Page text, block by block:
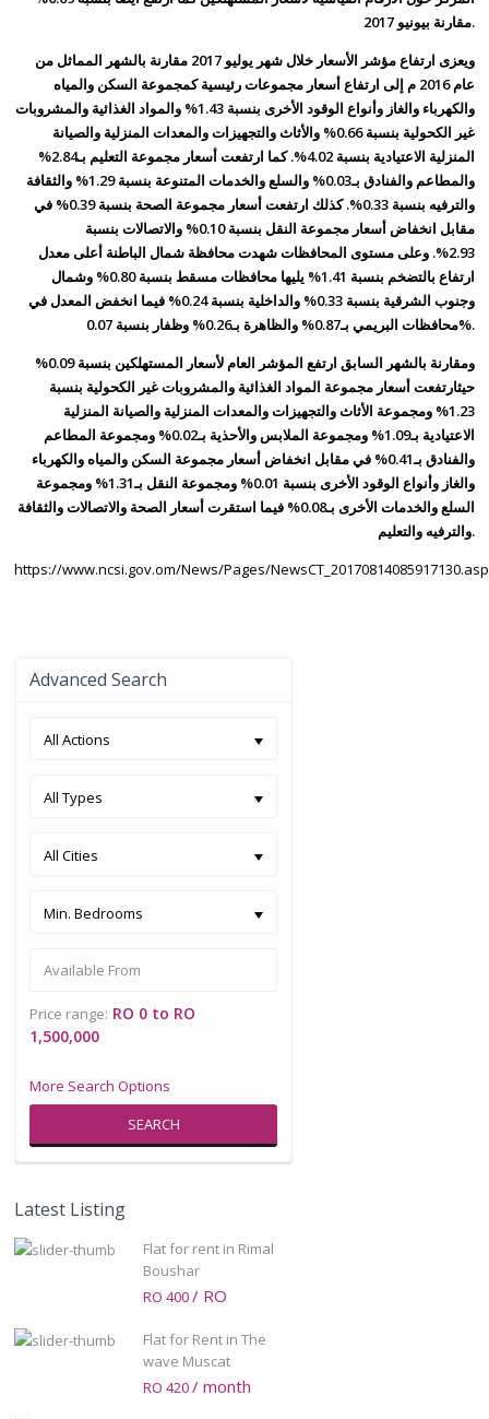
مقارنة بيونيو 2017.
ويعزى ارتفاع مؤشر الأسعار خلال شهر يوليو 2017 مقارنة بالشهر المماثل من
عام 2016 م إلى ارتفاع أسعار مجموعات رئيسية كمجموعة السكن والمياه
والكهرباء والغاز وأنواع الوقود الأخرى بنسبة 1.43% والمواد الغذائية والمشروبات
غير الكحولية بنسبة 0.66% والأثاث والتجهيزات والمعدات المنزلية والصيانة
المنزلية الاعتيادية بنسبة 4.02%.
كما ارتفعت أسعار مجموعة التعليم بـ2.84%
والمطاعم والفنادق بـ0.03% والسلع والخدمات المتنوعة بنسبة 1.29% والثقافة
والترفيه بنسبة 0.33%.
كذلك ارتفعت أسعار مجموعة الصحة بنسبة 0.39% في
مقابل انخفاض أسعار مجموعة النقل بنسبة 0.10% والاتصالات بنسبة
2.93%.
وعلى مستوى المحافظات شهدت محافظة شمال الباطنة أعلى معدل
ارتفاع بالتضخم بنسبة 1.41% يليها محافظات مسقط بنسبة 0.80% وشمال
وجنوب الشرقية بنسبة 0.33% والداخلية بنسبة 0.24% فيما انخفض المعدل في
محافظات البريمي بـ0.87% والظاهرة بـ0.26% وظفار بنسبة 0.07%.
ومقارنة بالشهر السابق ارتفع المؤشر العام لأسعار المستهلكين بنسبة 0.09%
حيثارتفعت أسعار مجموعة المواد الغذائية والمشروبات غير الكحولية بنسبة
1.23% ومجموعة الأثاث والتجهيزات والمعدات المنزلية والصيانة المنزلية
الاعتيادية بـ1.09% ومجموعة الملابس والأحذية بـ0.02% ومجموعة المطاعم
والفنادق بـ0.41% في مقابل انخفاض أسعار مجموعة السكن والمياه والكهرباء
والغاز وأنواع الوقود الأخرى بنسبة 0.01% ومجموعة النقل بـ1.31% ومجموعة
السلع والخدمات الأخرى بـ0.08% فيما استقرت أسعار الصحة والاتصالات والثقافة
والترفيه والتعليم.
https://www.ncsi.gov.om/News/Pages/
Advanced Search
All Actions
All Types
All Cities
Min. Bedrooms
Price range: RO 0 to RO
1,500,000
More Search Options
SEARCH
Latest Listing
Flat for rent in Rimal
Boushar
RO 400/ RO
Flat for Rent in The
wave Muscat
RO 420/ month